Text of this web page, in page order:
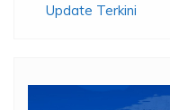
Update Terkini